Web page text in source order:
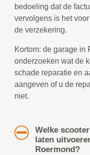
bedoeling dat de
vervolgens is het
de verzekering.
Kortom: de garage in
onderzoeken wat de
schade reparatie en
aangeven of u de
niet.
Welke
laten
Roermond?